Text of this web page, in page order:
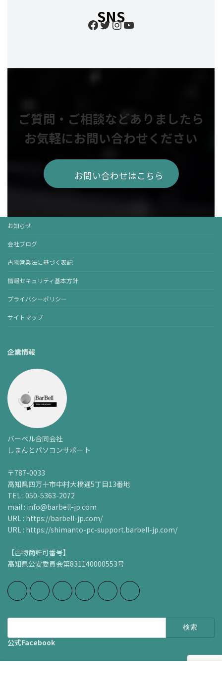
SNS
Facebook
Twitter
Instagram
YouTube
ご質問・ご相談などありましたら
お気軽にお問い合わせください
お問い合わせはこちら
お知らせ
会社ブログ
古物営業法に基づく表記
情報セキュリティ基本方針
プライバシーポリシー
サイトマップ
企業情報
バーベル合同会社
しまんとパソコンサポート
〒787-0033
高知県四万十市中村大橋通5丁目13番地
TEL : 050-5363-2072
mail : info@barbell-jp.com
URL : https://barbell-jp.com/
URL : https://shimanto-pc-support.barbell-jp.com/
【古物商許可番号】
高知県公安委員会第831140000553号
検
公式Facebook